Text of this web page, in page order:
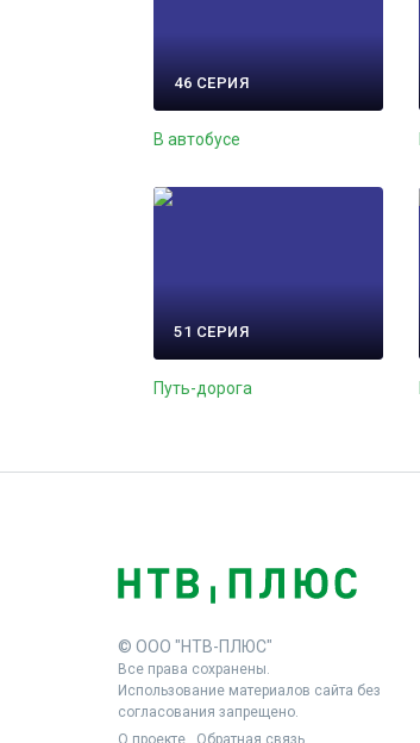
46 СЕРИЯ
В автобусе
51 СЕРИЯ
Путь-дорога
© ООО "НТВ-ПЛЮС"
Все права сохранены.
Использование материалов сайта без
согласования запрещено.
О проекте
Обратная связь